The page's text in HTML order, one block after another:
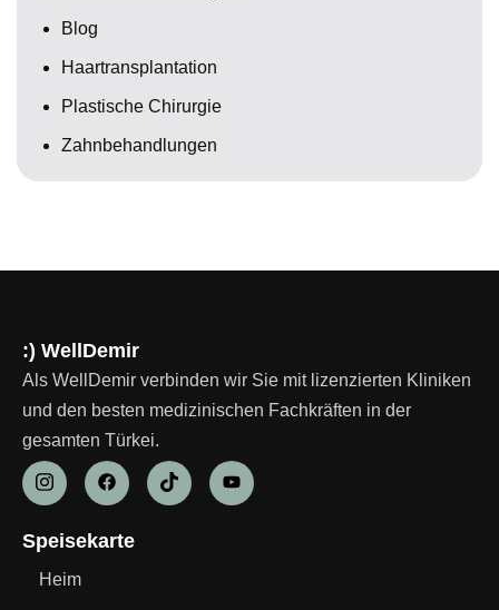
Blog
Haartransplantation
Plastische Chirurgie
Zahnbehandlungen
:) WellDemir
Als WellDemir verbinden wir Sie mit lizenzierten Kliniken
und den besten medizinischen Fachkräften in der
gesamten Türkei.
Speisekarte
Heim